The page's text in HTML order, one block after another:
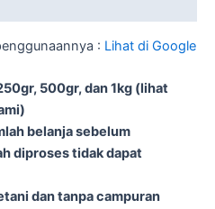
: Lihat di Google
500gr, dan 1kg (lihat
belanja sebelum
diproses tidak dapat
dan tanpa campuran